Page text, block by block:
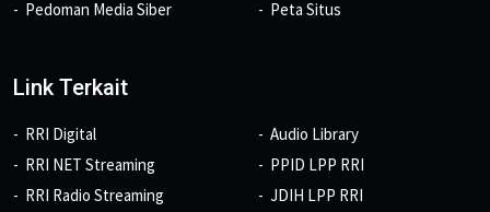
Pedoman Media Siber
Peta Situs
Link Terkait
RRI Digital
RRI NET Streaming
RRI Radio Streaming
Audio Library
PPID LPP RRI
JDIH LPP RRI